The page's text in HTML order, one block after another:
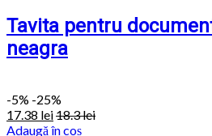
Tavita pentru
neagra
-5% -25%
17.38 lei18.3lei
Adaugă în coș